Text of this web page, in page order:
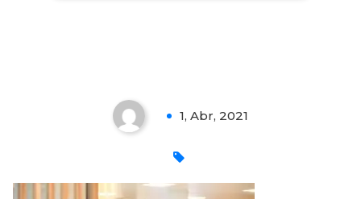
1, Abr, 2021